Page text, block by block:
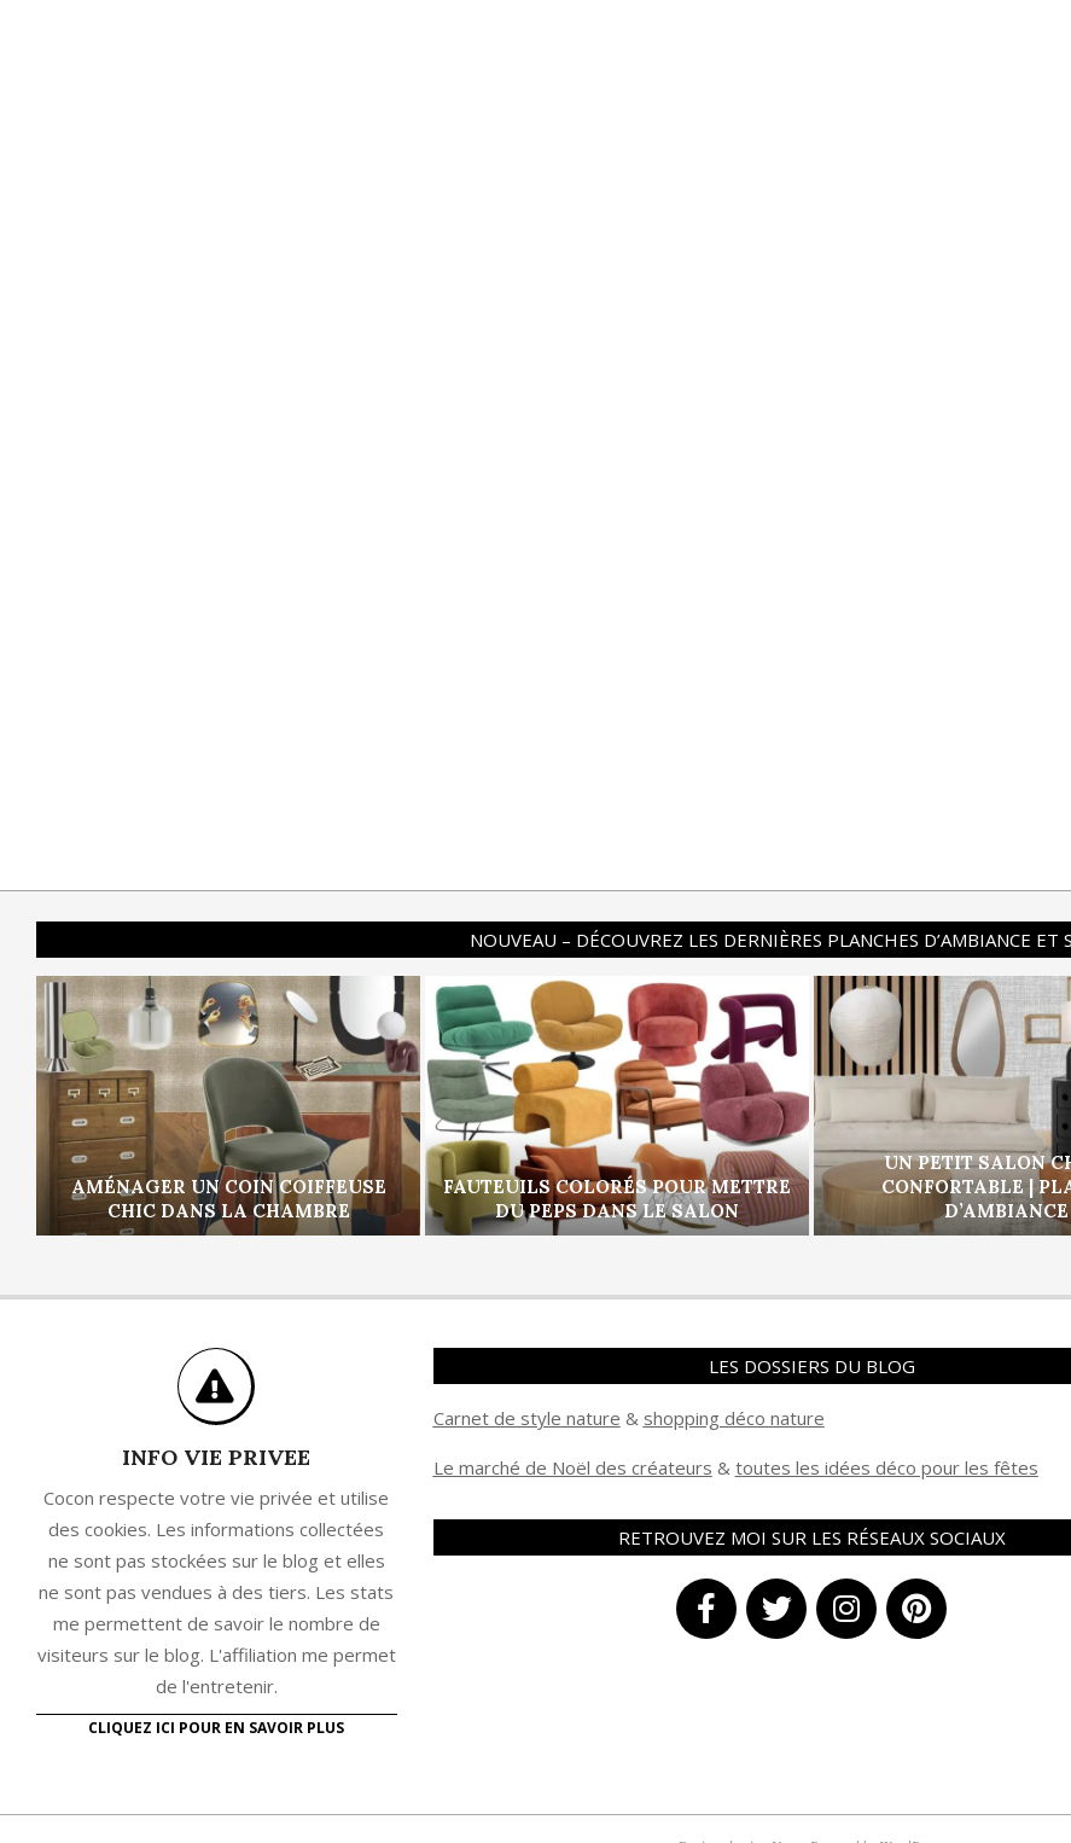
NOUVEAU – DÉCOUVREZ LES DERNIÈRES PLANCHES D’AMBIANCE ET
AMÉNAGER UN COIN COIFFEUSE
CHIC DANS LA CHAMBRE
FAUTEUILS COLORÉS POUR METTRE
DU PEPS DANS LE SALON
UN PETIT SALON
CONFORTABLE |
D’AMBIANCE
INFO VIE PRIVEE
Cocon respecte votre vie privée et utilise
des cookies. Les informations collectées
ne sont pas stockées sur le blog et elles
ne sont pas vendues à des tiers. Les stats
me permettent de savoir le nombre de
visiteurs sur le blog. L'affiliation me permet
de l'entretenir.
CLIQUEZ ICI POUR EN SAVOIR PLUS
LES DOSSIERS DU BLOG
Carnet de style nature & shopping déco nature
Le marché de Noël des créateurs & toutes les idées déco pour les fêtes
RETROUVEZ MOI SUR LES RÉSEAUX SOCIAUX